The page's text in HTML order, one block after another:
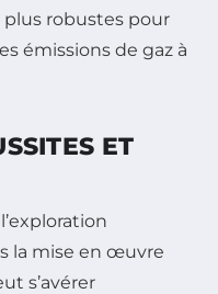
robustes pour
émissions de gaz à
ET
la mise en œuvre
s’avérer